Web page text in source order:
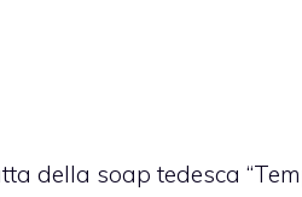
della soap tedesca